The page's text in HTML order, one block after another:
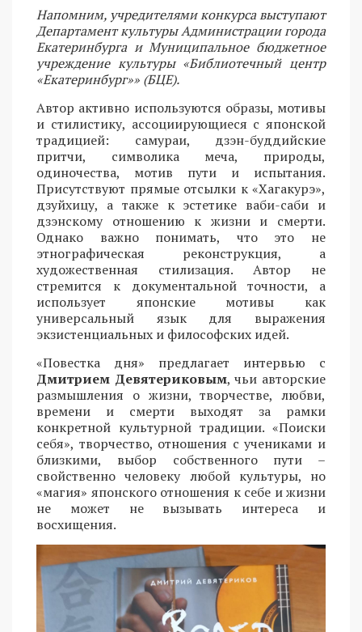
Напомним, учредителями конкурса выступают
Департамент культуры Администрации города
Екатеринбурга и Муниципальное бюджетное
учреждение культуры «Библиотечный центр
«Екатеринбург»» (БЦЕ).
Автор активно используются образы, мотивы
и стилистику, ассоциирующиеся с японской
традицией: самураи, дзэн-буддийские
притчи, символика меча, природы,
одиночества, мотив пути и испытания.
Присутствуют прямые отсылки к «Хагакурэ»,
дзуйхицу, а также к эстетике ваби-саби и
дзэнскому отношению к жизни и смерти.
Однако важно понимать, что это не
этнографическая реконструкция, а
художественная стилизация. Автор не
стремится к документальной точности, а
использует японские мотивы как
универсальный язык для выражения
экзистенциальных и философских идей.
«Повестка дня» предлагает интервью с
Дмитрием Девятериковым, чьи авторские
размышления о жизни, творчестве, любви,
времени и смерти выходят за рамки
конкретной культурной традиции. «Поиски
себя», творчество, отношения с учениками и
близкими, выбор собственного пути –
свойственно человеку любой культуры, но
«магия» японского отношения к себе и жизни
не может не вызывать интереса и
восхищения.